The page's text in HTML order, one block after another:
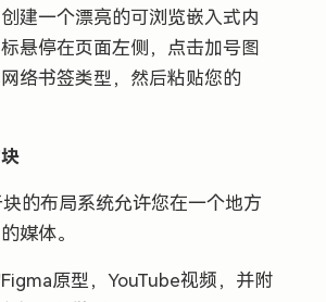
建一个漂亮的可浏览嵌入式内
悬停在页面左侧，点击加号图
络书签类型，然后粘贴您的
的布局系统允许您在一个地方
媒体。
原型，YouTube视频，并附